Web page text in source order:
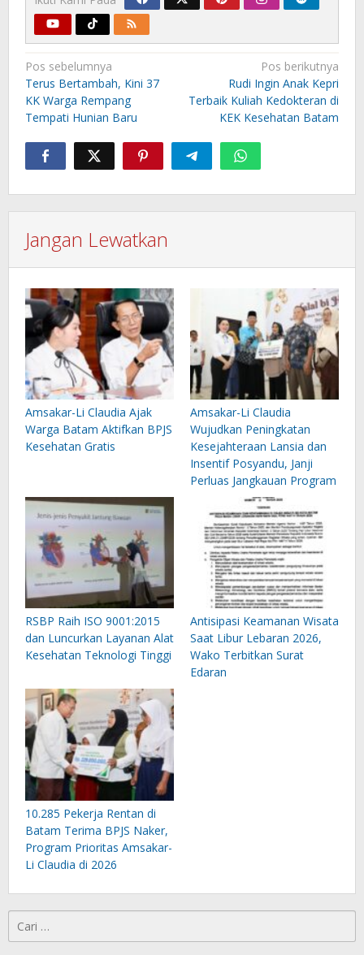
Navigasi
pos
Pos sebelumnya
Terus Bertambah, Kini 37
KK Warga Rempang
Tempati Hunian Baru
Pos berikutnya
Rudi Ingin Anak Kepri
Terbaik Kuliah Kedokteran di
KEK Kesehatan Batam
Jangan Lewatkan
Amsakar-Li Claudia Ajak
Warga Batam Aktifkan BPJS
Kesehatan Gratis
Amsakar-Li Claudia
Wujudkan Peningkatan
Kesejahteraan Lansia dan
Insentif Posyandu, Janji
Perluas Jangkauan Program
RSBP Raih ISO 9001:2015
dan Luncurkan Layanan Alat
Kesehatan Teknologi Tinggi
Antisipasi Keamanan Wisata
Saat Libur Lebaran 2026,
Wako Terbitkan Surat
Edaran
10.285 Pekerja Rentan di
Batam Terima BPJS Naker,
Program Prioritas Amsakar-
Li Claudia di 2026
untuk: